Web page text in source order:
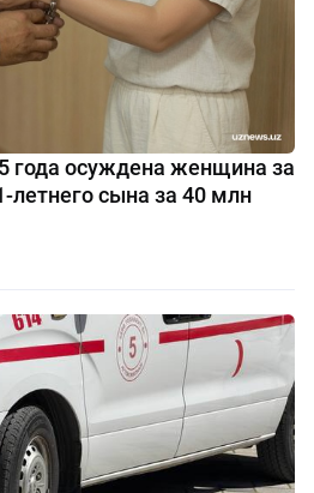
года осуждена женщина за
летнего сына за 40 млн